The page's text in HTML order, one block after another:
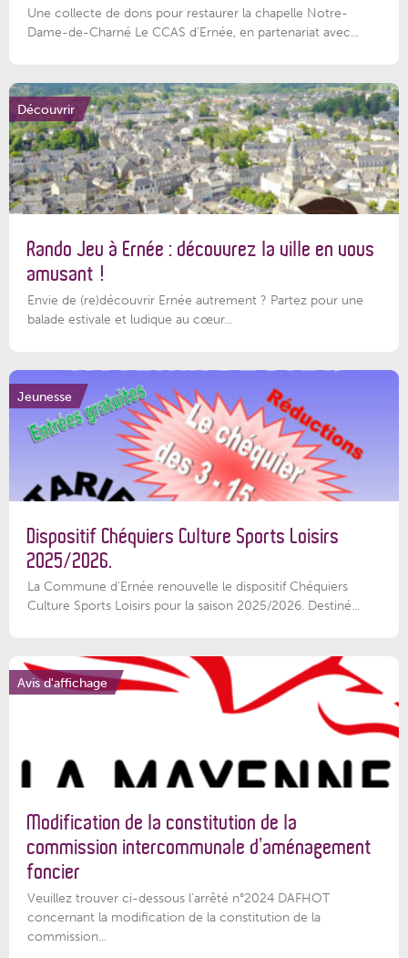
Une collecte de dons pour restaurer la chapelle Notre-
Dame-de-Charné Le CCAS d’Ernée, en partenariat avec...
Découvrir
Rando Jeu à Ernée : découvrez la ville en vous
amusant !
Envie de (re)découvrir Ernée autrement ? Partez pour une
balade estivale et ludique au cœur...
Jeunesse
Dispositif Chéquiers Culture Sports Loisirs
2025/2026.
La Commune d'Ernée renouvelle le dispositif Chéquiers
Culture Sports Loisirs pour la saison 2025/2026. Destiné...
Avis d'affichage
Modification de la constitution de la
commission intercommunale d’aménagement
foncier
Veuillez trouver ci-dessous l'arrêté n°2024 DAFHOT
concernant la modification de la constitution de la
commission...